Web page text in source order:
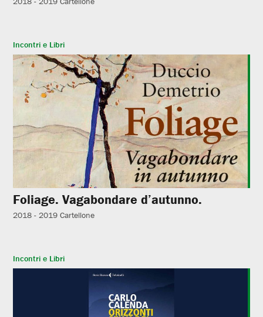
Incontri e Libri
Foliage. Vagabondare d’autunno.
2018 - 2019 Cartellone
Incontri e Libri